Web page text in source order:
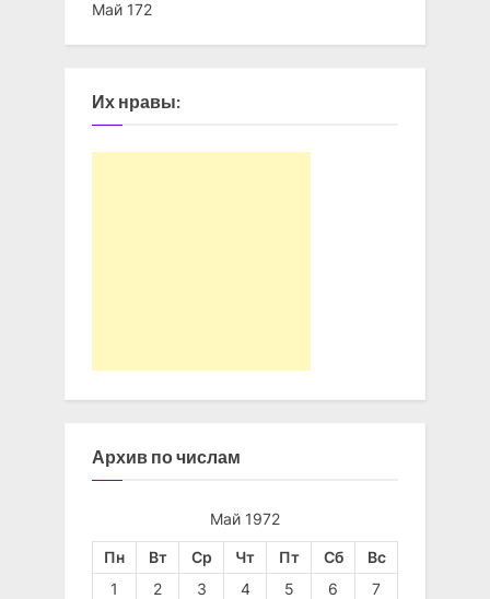
Май 172
Их нравы:
Архив по числам
Май 1972
Пн Вт Ср Чт Пт Сб
Вс
1
2 3 4 5 6
7